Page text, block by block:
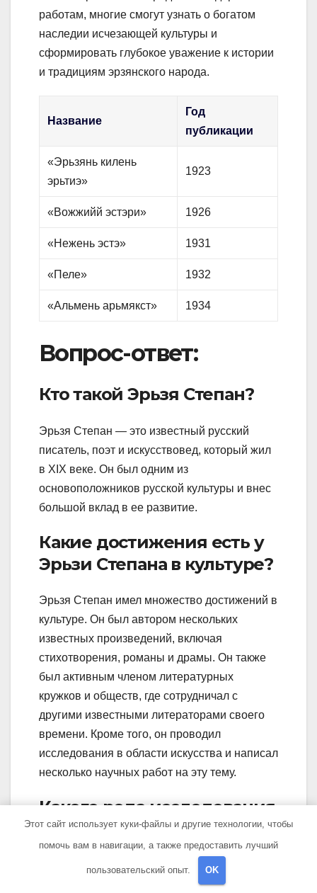
работам, многие смогут узнать о богатом
наследии исчезающей культуры и
сформировать глубокое уважение к истории
и традициям эрзянского народа.
Название
Год
публикации
«Эрьзянь килень
эрьтиэ»
1923
«Вожжийй эстэри» 1926
«Нежень эстэ» 1931
«Пеле» 1932
«Альмень арьмякст» 1934
Вопрос-ответ:
Кто такой Эрьзя Степан?
Эрьзя Степан — это известный русский
писатель, поэт и искусствовед, который жил
в XIX веке. Он был одним из
основоположников русской культуры и внес
большой вклад в ее развитие.
Какие достижения есть у
Эрьзи Степана в культуре?
Эрьзя Степан имел множество достижений в
культуре. Он был автором нескольких
известных произведений, включая
стихотворения, романы и драмы. Он также
был активным членом литературных
кружков и обществ, где сотрудничал с
другими известными литераторами своего
времени. Кроме того, он проводил
исследования в области искусства и написал
несколько научных работ на эту тему.
Какого рода исследования
проводил Эрьзя Степан?
Эрьзя Степан проводил исследования в
области искусства, в частности изучал
Этот сайт использует куки-файлы и другие технологии, чтобы
помочь вам в навигации, а также предоставить лучший
пользовательский опыт. OK